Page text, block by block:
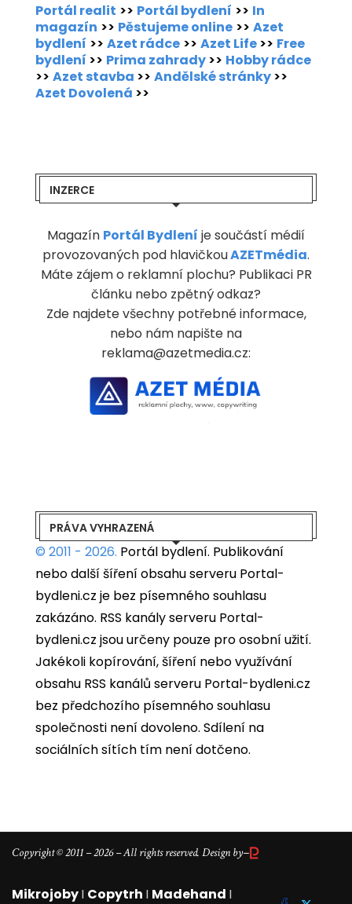
Portál realit >> Portál bydlení >> In
magazín >> Pěstujeme online >> Azet
bydlení >> Azet rádce >> Azet Life>> Free
bydlení >> Prima zahrady>> Hobby rádce
>> Azet stavba >> Andělské stránky>>
Azet Dovolená >>
INZERCE
Magazín Portál Bydlení je součástí médií
provozovaných pod hlavičkouAZETmédia.
Máte zájem o reklamní plochu? Publikaci PR
článku nebo zpětný odkaz?
Zde najdete všechny potřebné informace,
nebo nám napište na
reklama@azetmedia.cz:
PRÁVA VYHRAZENÁ
© 2011 - 2026. Portál bydlení. Publikování
nebo další šíření obsahu serveru Portal-
bydleni.cz je bez písemného souhlasu
zakázáno. RSS kanály serveru Portal-
bydleni.cz jsou určeny pouze pro osobní užití.
Jakékoli kopírování, šíření nebo využívání
obsahu RSS kanálů serveru Portal-bydleni.cz
bez předchozího písemného souhlasu
společnosti není dovoleno. Sdílení na
sociálních sítích tím není dotčeno.
Copyright © 2011 – 2026 – All rights reserved. Design by–
MikrojobyI Copytrh I Madehand I